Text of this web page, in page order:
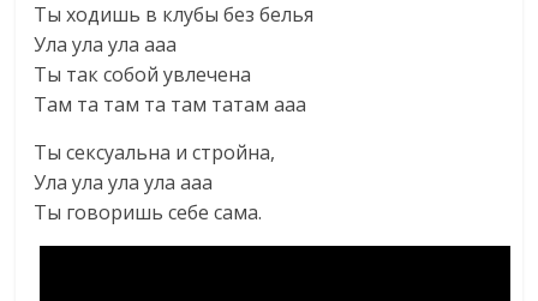
Ты ходишь в клубы без белья
Ула ула ула ааа
Ты так собой увлечена
Там та там та там татам ааа
Ты сексуальна и стройна,
Ула ула ула ула ааа
Ты говоришь себе сама.